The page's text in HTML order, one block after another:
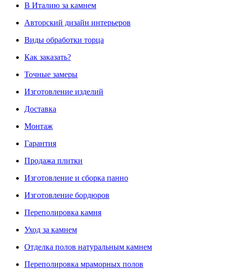
В Италию за камнем
Авторский дизайн интерьеров
Виды обработки торца
Как заказать?
Точные замеры
Изготовление изделий
Доставка
Монтаж
Гарантия
Продажа плитки
Изготовление и сборка панно
Изготовление бордюров
Переполировка камня
Уход за камнем
Отделка полов натуральным камнем
Переполировка мраморных полов